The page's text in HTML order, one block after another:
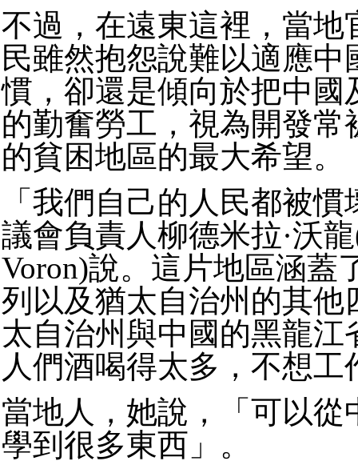
不過，在遠東這裡，當地
民雖然抱怨說難以適應中
慣，卻還是傾向於把中國
的勤奮勞工，視為開發常
的貧困地區的最大希望。
「我們自己的人民都被
議會負責人柳德米拉·沃
Voron)說。這片地區涵蓋
列以及猶太自治州的其他
太自治州與中國的黑龍江
人們酒喝得太多，不想工
當地人，她說，「可以從
學到很多東西」。